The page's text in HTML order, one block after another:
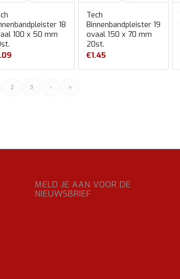
18
100 x 50 mm
Tech
Binnenbandpleister 19
ovaal 150 x 70 mm
20st.
€1.45
2 3 › »
MELD JE AAN VOOR DE
NIEUWSBRIEF